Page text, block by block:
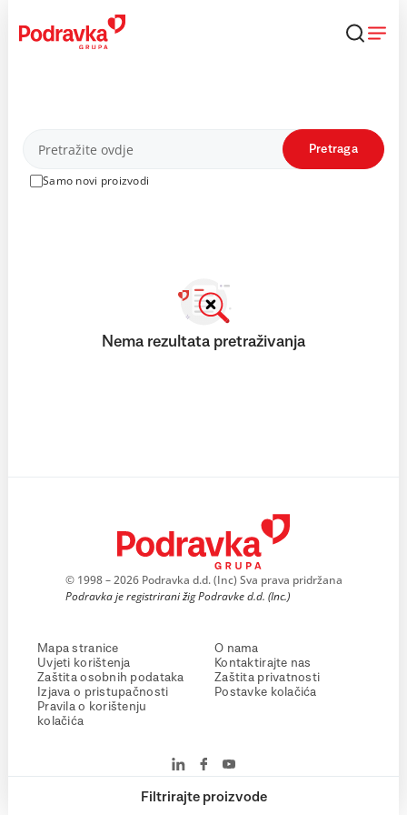
content
Proizvodi
Samo novi proizvodi
Pretraga
Filtrirajte proizvode
Nema rezultata pretraživanja
© 1998 – 2026 Podravka d.d. (Inc) Sva prava pridržana
Podravka je registrirani žig Podravke d.d. (Inc.)
Mapa stranice
Uvjeti korištenja
Zaštita osobnih podataka
Izjava o pristupačnosti
Pravila o korištenju
kolačića
O nama
Kontaktirajte nas
Zaštita privatnosti
Postavke kolačića